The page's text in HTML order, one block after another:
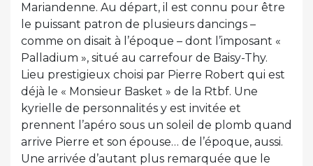
Mariandenne. Au départ, il est connu pour être
le puissant patron de plusieurs dancings –
comme on disait à l’époque – dont l’imposant «
Palladium », situé au carrefour de Baisy-Thy.
Lieu prestigieux choisi par Pierre Robert qui est
déjà le « Monsieur Basket » de la Rtbf. Une
kyrielle de personnalités y est invitée et
prennent l’apéro sous un soleil de plomb quand
arrive Pierre et son épouse… de l’époque, aussi.
Une arrivée d’autant plus remarquée que le